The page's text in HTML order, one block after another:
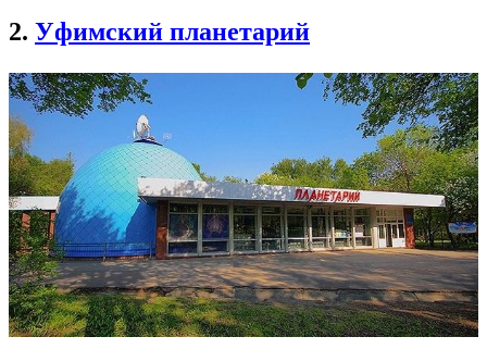
2. Уфимский планетарий